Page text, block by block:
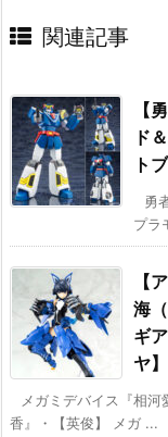
関連記事
【
ド
ト
勇
プラ
【
海
ギ
ヤ
メガミデバイス『相
香』・【英俊】 メガ ...